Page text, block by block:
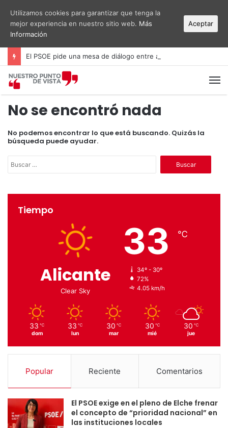
No se encontró nada
No podemos encontrar lo que está buscando. Quizás la
búsqueda puede ayudar.
c
Tiempo
Alicante
Clear Sky
33 ℃
34º - 30º
72%
4.05 km/h
33 ℃
dom
33 ℃
lun
30 ℃
mar
30 ℃
mié
30 ℃
jue
Popular Reciente Comentarios
El PSOE exige en el pleno de Elche frenar
el concepto de “prioridad nacional” en
las instituciones locales
Utilizamos cookies para garantizar que tenga la
mejor experiencia en nuestro sitio web. Más
Información
Aceptar